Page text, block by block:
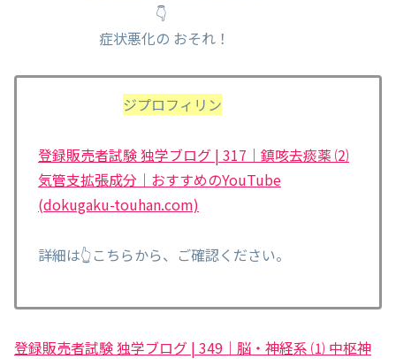
👇
症状悪化の おそれ！
ジプロフィリン
登録販売者試験 独学ブログ | 317｜鎮咳去痰薬 ⑵
気管支拡張成分｜おすすめのYouTube
(dokugaku-touhan.com)
詳細は👆こちらから、ご確認ください。
登録販売者試験 独学ブログ | 349｜脳・神経系 ⑴ 中枢神